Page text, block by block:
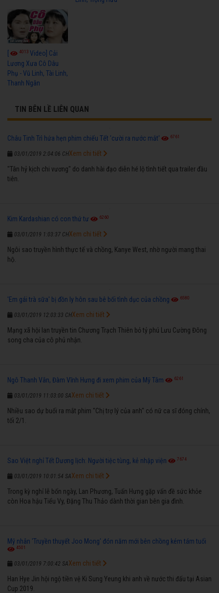
[ 4013 Video] Cải
Lương Xưa Cô Dâu
Phụ - Vũ Linh, Tài Linh,
Thanh Ngân
TIN BÊN LỀ LIÊN QUAN
Châu Tinh Trì hứa hẹn phim chiếu Tết 'cười ra nước mắt' 6761
03/01/2019 2:04:06 CH
"Tân hỷ kịch chi vương" do danh hài đạo diễn hé lộ tình tiết qua trailer đầu
tiên.
Xem chi tiết
Kim Kardashian có con thứ tư 6260
03/01/2019 1:03:37 CH
Ngôi sao truyền hình thực tế và chồng, Kanye West, nhờ người mang thai
hộ.
Xem chi tiết
'Em gái trà sữa' bị đồn ly hôn sau bê bối tình dục của chồng 6580
03/01/2019 12:03:33 CH
Mạng xã hội lan truyền tin Chương Trạch Thiên bỏ tỷ phú Lưu Cường Đông
song cha của cô phủ nhận.
Xem chi tiết
Ngô Thanh Vân, Đàm Vĩnh Hưng đi xem phim của Mỹ Tâm 6261
03/01/2019 11:03:00 SA
Nhiều sao dự buổi ra mắt phim "Chị trợ lý của anh" có nữ ca sĩ đóng chính,
tối 2/1.
Xem chi tiết
Sao Việt nghỉ Tết Dương lịch: Người tiệc tùng, kẻ nhập viện 7674
03/01/2019 10:01:54 SA
Trong kỳ nghỉ lễ bốn ngày, Lan Phương, Tuấn Hưng gặp vấn đề sức khỏe
còn Hoa hậu Tiểu Vy, Đặng Thu Thảo dành thời gian bên gia đình.
Xem chi tiết
Mỹ nhân 'Truyền thuyết Joo Mong' đón năm mới bên chồng kém tám tuổi
4501
03/01/2019 7:00:42 SA
Han Hye Jin hội ngộ tiền vệ Ki Sung Yeung khi anh về nước thi đấu tại Asian
Cup 2019.
Xem chi tiết